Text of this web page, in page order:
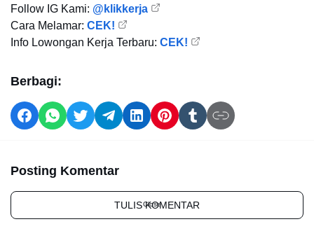
Follow IG Kami: @klikkerja
Cara Melamar: CEK!
Info Lowongan Kerja Terbaru: CEK!
Berbagi:
Posting Komentar
TULIS KOMENTAR
Close